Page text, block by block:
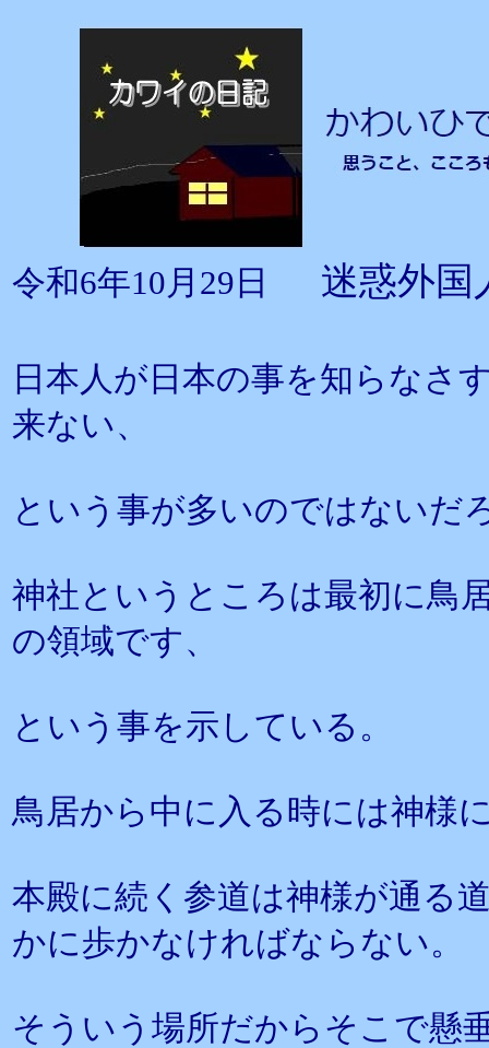
令和6年10月29日 迷惑外
日本人が日本の事を知らなさ
来ない、
という事が多いのではないだ
神社というところは最初に鳥
の領域です、
という事を示している。
鳥居から中に入る時には神様
本殿に続く参道は神様が通る
かに歩かなければならない。
そういう場所だからそこで懸